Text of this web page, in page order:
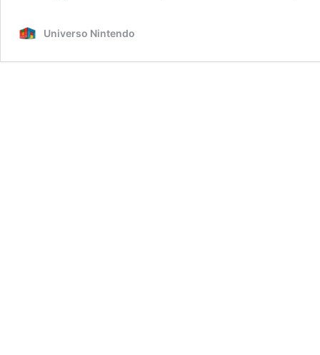
Universo Nintendo